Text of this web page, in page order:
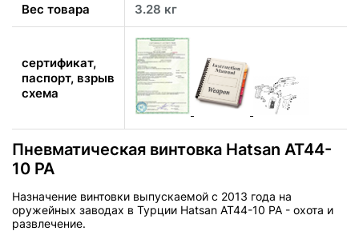
Вес товара 3.28 кг
сертификат,
паспорт, взрыв
схема
Пневматическая винтовка Hatsan AT44-
10 PA
Назначение винтовки выпускаемой с 2013 года на
оружейных заводах в Турции Hatsan AT44-10 PA - охота и
развлечение.